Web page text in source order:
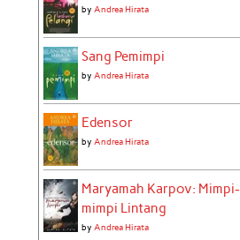
by Andrea Hirata
Sang Pemimpi
by Andrea Hirata
Edensor
by Andrea Hirata
Maryamah Karpov: Mimpi-
mimpi Lintang
by Andrea Hirata